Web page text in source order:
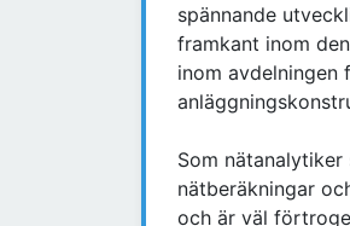
spännande
framkant inom
inom avdelningen
Som
nätberäkningar
och är väl